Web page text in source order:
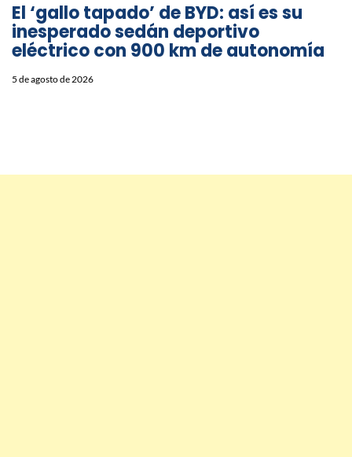
El ‘gallo tapado’ de BYD: así es su
inesperado sedán deportivo
eléctrico con 900 km de autonomía
5 de agosto de 2026